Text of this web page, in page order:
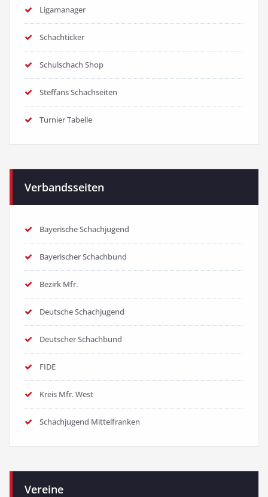
Ligamanager
Schachticker
Schulschach Shop
Steffans Schachseiten
Turnier Tabelle
Verbandsseiten
Bayerische Schachjugend
Bayerischer Schachbund
Bezirk Mfr.
Deutsche Schachjugend
Deutscher Schachbund
FIDE
Kreis Mfr. West
Schachjugend Mittelfranken
Vereine